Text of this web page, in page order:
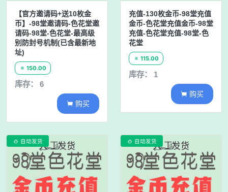
【官方邀请码+送10枚金
币】-98堂邀请码-色花堂邀
请码-98堂-色花堂-最高级
别防封号机制(已含最新地
址)
 150.00
库存： 6
 购买
充值-130枚金币-98堂充值
金币-色花堂充值金币-98堂
充值-色花堂充值-98堂-色
花堂
 115.00
库存： 1
 购买
 自动发货  自动发货